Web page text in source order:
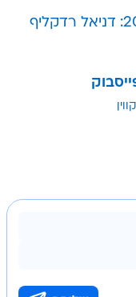
דיווח מיוחד מפסטיבל טורונטו 2013: דניאל רדקליף
קווין